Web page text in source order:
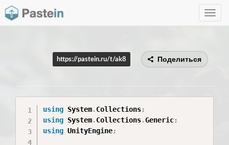
Toggle
https://pastein.ru/t/ak8 Поделиться
using System.Collections;
using System.Collections.Generic;
using UnityEngine;